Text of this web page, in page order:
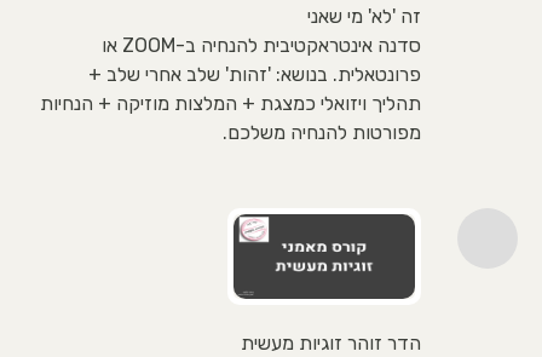
זה 'לא' מי שאני
סדנה אינטראקטיבית להנחיה ב-ZOOM או
פרונטאלית. בנושא: 'זהות' שלב אחרי שלב +
תהליך ויזואלי כמצגת + המלצות מוזיקה + הנחיות
מפורטות להנחיה משלכם.
הדר זוהר זוגיות מעשית